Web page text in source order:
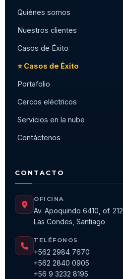
Quiénes somos
Nuestros clientes
Casos de Éxito
⭐ Casos de Éxito
Portafolio
Cercos eléctricos
Servicios en la nube
Contáctenos
CONTACTO
OFICINA
Av. Apoquindo 6410, of. 212
Las Condes, Santiago
TELÉFONOS
+562 2984 7670
+562 2840 0905
+56 9 3232 8195